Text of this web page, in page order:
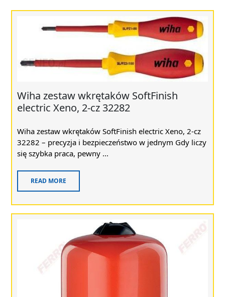
Wiha zestaw wkrętaków SoftFinish
electric Xeno, 2-cz 32282
Wiha zestaw wkrętaków SoftFinish electric Xeno, 2-cz
32282 – precyzja i bezpieczeństwo w jednym Gdy liczy
się szybka praca, pewny ...
READ MORE